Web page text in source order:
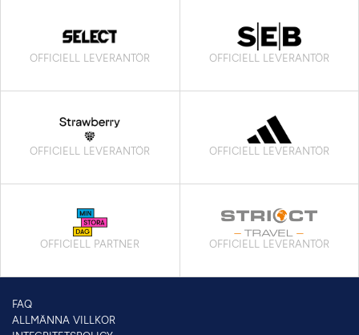
OFFICIELL LEVERANTÖR OFFICIELL LEVERANTÖR
OFFICIELL LEVERANTÖR OFFICIELL LEVERANTÖR
OFFICIELL PARTNER OFFICIELL LEVERANTÖR
FAQ
ALLMÄNNA VILLKOR